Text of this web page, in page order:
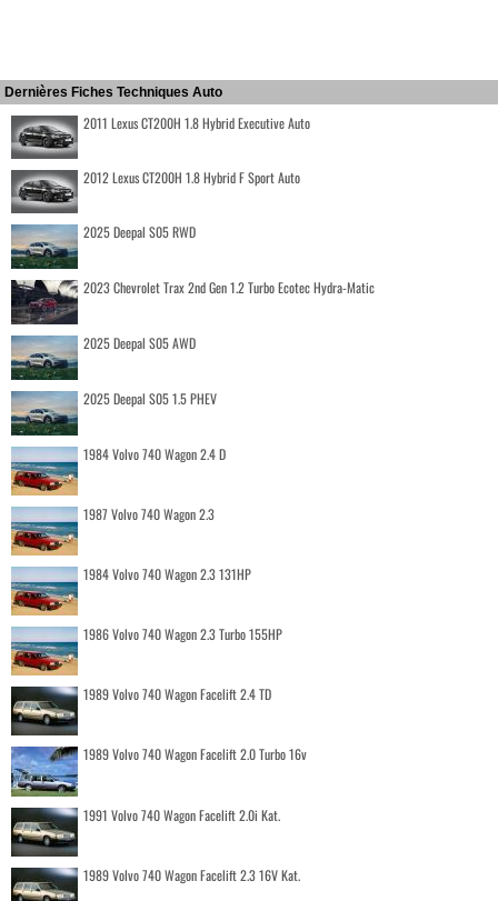
Dernières Fiches Techniques Auto
2011 Lexus CT200H 1.8 Hybrid Executive Auto
2012 Lexus CT200H 1.8 Hybrid F Sport Auto
2025 Deepal S05 RWD
2023 Chevrolet Trax 2nd Gen 1.2 Turbo Ecotec Hydra-Matic
2025 Deepal S05 AWD
2025 Deepal S05 1.5 PHEV
1984 Volvo 740 Wagon 2.4 D
1987 Volvo 740 Wagon 2.3
1984 Volvo 740 Wagon 2.3 131HP
1986 Volvo 740 Wagon 2.3 Turbo 155HP
1989 Volvo 740 Wagon Facelift 2.4 TD
1989 Volvo 740 Wagon Facelift 2.0 Turbo 16v
1991 Volvo 740 Wagon Facelift 2.0i Kat.
1989 Volvo 740 Wagon Facelift 2.3 16V Kat.